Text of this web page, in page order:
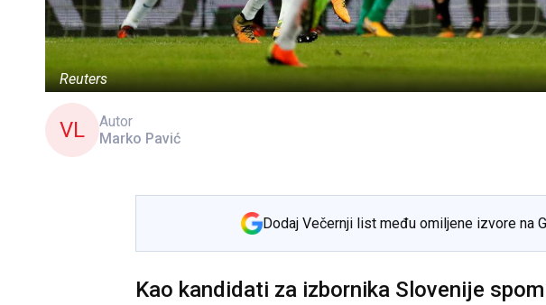
Reuters
VL
Autor
Marko Pavić
Dodaj Večernji list među omiljene izvore na
Kao kandidati za izbornika Slovenije